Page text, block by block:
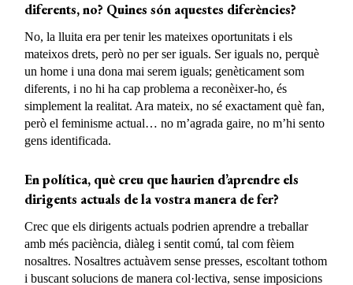
diferents, no? Quines són aquestes diferències?
No, la lluita era per tenir les mateixes oportunitats i els
mateixos drets, però no per ser iguals. Ser iguals no, perquè
un home i una dona mai serem iguals; genèticament som
diferents, i no hi ha cap problema a reconèixer-ho, és
simplement la realitat. Ara mateix, no sé exactament què fan,
però el feminisme actual… no m’agrada gaire, no m’hi sento
gens identificada.
En política, què creu que haurien d’aprendre els
dirigents actuals de la vostra manera de fer?
Crec que els dirigents actuals podrien aprendre a treballar
amb més paciència, diàleg i sentit comú, tal com fèiem
nosaltres. Nosaltres actuàvem sense presses, escoltant tothom
i buscant solucions de manera col·lectiva, sense imposicions